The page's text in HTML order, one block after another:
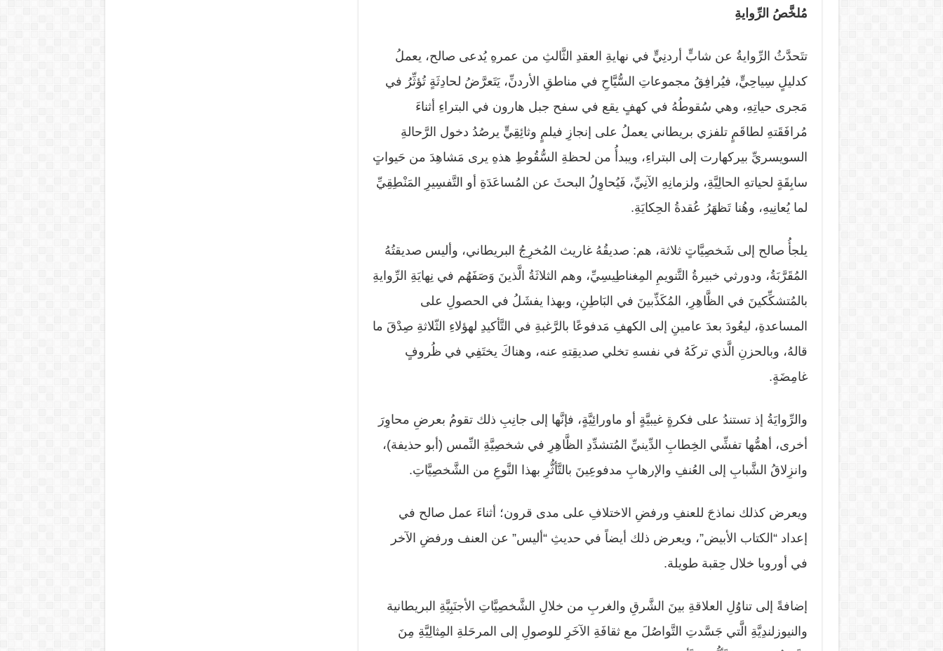
مُلخَّصُ الرِّوايةِ
تتَحدَّثُ الرِّوايةُ عن شابٍّ أردنِيٍّ في نهايةِ العقدِ الثَّالثِ من عمرهِ يُدعى صالح، يعملُ
كدليلٍ سِياحِيٍّ، فيُرافِقُ مجموعاتِ السُّيَّاحِ في مناطقِ الأردنِّ، يَتَعرَّضُ لحادِثَةٍ تُؤثِّرُ في
مَجرى حياتِهِ، وهي سُقوطُهُ في كهفٍ يقع في سفح جبل هارون في البتراءِ أثناءَ
مُرافَقَتهِ لطاقَمٍ تلفزي بريطاني يعملُ على إنجازِ فيلمٍ وثائِقِيٍّ يرصُدُ دخول الرَّحالةِ
السويسريِّ بيركهارت إلى البتراءِ، ويبدأُ من لحظةِ السُّقُوطِ هذهِ يرى مَشاهِدَ من حَيواتٍ
سابِقَةٍ لحياتهِ الحالِيَّةِ، ولزمانِهِ الآنِيِّ، فَيُحاوِلُ البحثَ عن المُساعَدَةِ أو التَّفسِيرِ المَنْطِقِيِّ
لما يُعانِيهِ، وهُنا تَظهَرُ عُقدةُ الحِكايَةِ.
يلجأُ صالح إلى شَخصِيَّاتٍ ثلاثة، هم: صديقُهُ غاريث المُخرِجُ البريطاني، وأليس صديقتُهُ
المُقَرَّبَةُ، ودورثي خبيرةُ التَّنويمِ المِغناطِيسِيِّ، وهم الثلاثَةُ الَّذينَ وَصَفَهُم في نِهايَةِ الرِّوايةِ
بالمُتشكِّكينَ في الظَّاهِرِ، المُكَذِّبينَ في البَاطِنِ، وبهذا يفشَلُ في الحصولِ على
المساعدةِ، ليعُودَ بعدَ عامينِ إلى الكهفِ مَدفوعًا بالرَّغبةِ في التَّأكيدِ لهؤلاءِ الثّلاثةِ صِدْقَ ما
قالهُ، وبالحزنِ الَّذي تركَهُ في نفسهِ تخلي صديقِتهِ عنه، وهناكَ يختَفِي في ظُروفٍ
غامِضَةٍ.
والرِّوايَةُ إذ تستندُ على فكرةٍ غيبيَّةٍ أو ماورائِيَّةٍ، فإنَّها إلى جانِبِ ذلك تقومُ بعرضِ محاوِرَ
أخرى، أهمُّها تفشِّي الخِطابِ الدِّينيِّ المُتشدِّدِ الظَّاهِرِ في شخصِيَّةِ النِّمس (أبو حذيفة)،
وانزِلاقُ الشَّبابِ إلى العُنفِ والإرهابِ مدفوعِينَ بالتَّأثُّرِ بهذا النَّوعِ من الشَّخصِيَّاتِ.
ويعرض كذلك نماذجَ للعنفِ ورفضِ الاختلافِ على مدى قرون؛ أثناءَ عمل صالح في
إعداد “الكتاب الأبيض”، ويعرض ذلك أيضاً في حديثِ “أليس” عن العنف ورفضِ الآخر
في أوروبا خلال حِقبة طويلة.
إضافةً إلى تناوُلِ العلاقةِ بينَ الشَّرقِ والغربِ من خلالِ الشَّخصِيَّاتِ الأجنَبِيَّةِ البريطانية
والنيوزلندِيَّةِ الَّتي جَسَّدتِ التَّواصُلَ مع ثقافَةِ الآخَرِ للوصولِ إلى المرحَلةِ المِثالِيَّةِ مِنَ